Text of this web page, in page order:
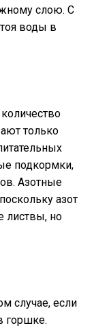
слою. С
воды в
только
подкормки,
Азотные
азот
листвы, но
случае, если
горшке.